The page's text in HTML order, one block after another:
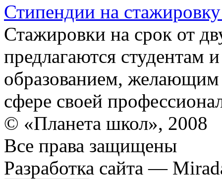
Стипендии на
Стажировки на срок от
предлагаются студентам
образованием,
сфере своей
© «Планета школ», 2008
Все права защищены
Разработка сайта —